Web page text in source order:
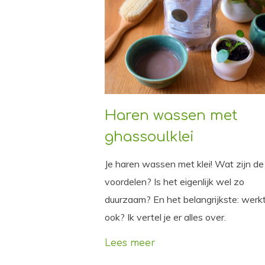
Haren wassen met
ghassoulklei
Je haren wassen met klei! Wat zijn de
voordelen? Is het eigenlijk wel zo
duurzaam? En het belangrijkste:
ook? Ik vertel je er alles over.
Lees meer